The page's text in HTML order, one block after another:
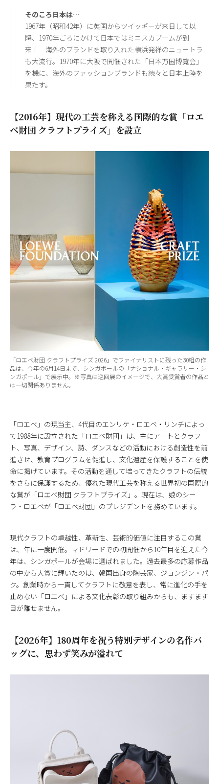
そのころ日本は…
1967年（昭和42年）に英国からツイッギーが来日して以
降、1970年ごろにかけて日本ではミニスカブームが到
来！ 海外のブランドを取り入れた横浜発祥のニュートラ
も大流行。1970年に大阪で開催された「日本万国博覧会」
を機に、海外のファッションブランドも続々と日本上陸を
果たす。
【2016年】現代の工芸を称える国際的な賞「ロエ
ベ財団 クラフトプライズ」を設立
「ロエベ財団 クラフトプライズ 2026」でファイナリストに残った30組の作
品は、今年の6月14日まで、シンガポールの「ナショナル・ギャラリー・シ
ンガポール」で展示中。※写真は巡回展のイメージで、大賞受賞者の作品と
は一切関係ありません。
「ロエベ」の現当主、4代目のエンリケ・ロエベ・リンチによっ
て1988年に設立された「ロエベ財団」は、主にアートとクラフ
ト、写真、デザイン、詩、ダンスなどの活動における創造性を前
進させ、教育プログラムを促進し、文化遺産を保護することを使
命に掲げています。その活動を通して培ってきたクラフトの伝統
をさらに保護するため、優れた現代工芸を称える世界初の国際的
な賞が「ロエベ財団 クラフトプライズ」。現在は、娘のシー
ラ・ロエベが「ロエベ財団」のプレジデントを務めています。
現代クラフトの卓越性、革新性、芸術的価値に注目するこの賞
は、年に一度開催。マドリードでの初開催から10年目を迎えた今
年は、シンガポールが会場に選ばれました。過去最多の応募作品
の中から大賞に輝いたのは、韓国出身の陶芸家、ジョンジン・パ
ク。創業時から一貫してクラフトに敬意を表し、常に進化の手を
止めない「ロエベ」による文化表彰の取り組みからも、ますます
目が離せません。
【2026年】180周年を祝う特別デザインの名作バ
ッグに、思わず笑みが溢れて